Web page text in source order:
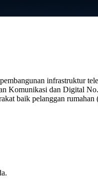
infrastruktur
Komunikasi dan Digital
baik pelanggan